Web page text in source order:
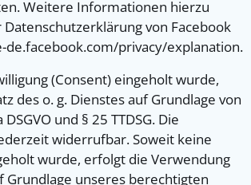
Weitere Informationen hierzu
von Facebook
privacy/explanation.
(Consent) eingeholt wurde,
des o. g. Dienstes auf Grundlage von
und § 25 TTDSG. Die
widerrufbar. Soweit keine
wurde, erfolgt die Verwendung
Grundlage unseres berechtigten